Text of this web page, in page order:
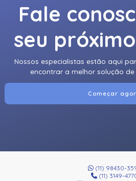
Fale
seu
Nossos especialistas estão aqui
encontrar a melhor solução de
Começar
(11) 98430-
(11) 3149-